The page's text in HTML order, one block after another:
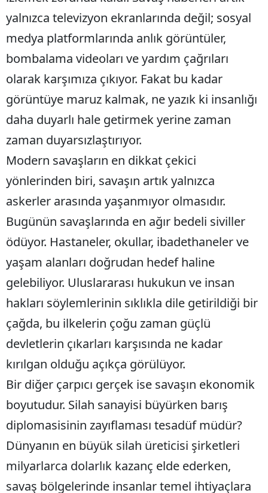
yalnızca televizyon ekranlarında değil; sosyal
medya platformlarında anlık görüntüler,
bombalama videoları ve yardım çağrıları
olarak karşımıza çıkıyor. Fakat bu kadar
görüntüye maruz kalmak, ne yazık ki insanlığı
daha duyarlı hale getirmek yerine zaman
zaman duyarsızlaştırıyor.
Modern savaşların en dikkat çekici
yönlerinden biri, savaşın artık yalnızca
askerler arasında yaşanmıyor olmasıdır.
Bugünün savaşlarında en ağır bedeli siviller
ödüyor. Hastaneler, okullar, ibadethaneler ve
yaşam alanları doğrudan hedef haline
gelebiliyor. Uluslararası hukukun ve insan
hakları söylemlerinin sıklıkla dile getirildiği bir
çağda, bu ilkelerin çoğu zaman güçlü
devletlerin çıkarları karşısında ne kadar
kırılgan olduğu açıkça görülüyor.
Bir diğer çarpıcı gerçek ise savaşın ekonomik
boyutudur. Silah sanayisi büyürken barış
diplomasisinin zayıflaması tesadüf müdür?
Dünyanın en büyük silah üreticisi şirketleri
milyarlarca dolarlık kazanç elde ederken,
savaş bölgelerinde insanlar temel ihtiyaçlara